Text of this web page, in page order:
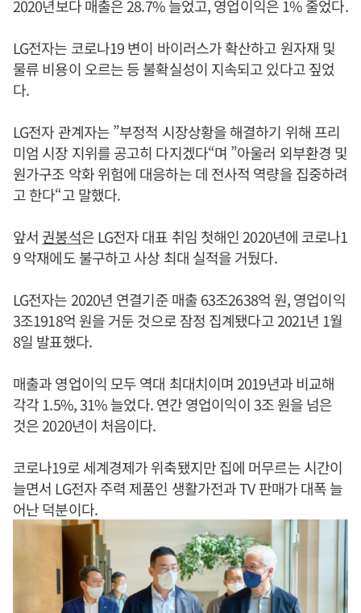
2020년보다 매출은 28.7% 늘었고, 영업이익은 1% 줄었다.
LG전자는 코로나19 변이 바이러스가 확산하고 원자재 및
물류 비용이 오르는 등 불확실성이 지속되고 있다고 짚었
다.
LG전자 관계자는 ”부정적 시장상황을 해결하기 위해 프리
미엄 시장 지위를 공고히 다지겠다“며 ”아울러 외부환경 및
원가구조 악화 위험에 대응하는 데 전사적 역량을 집중하려
고 한다“고 말했다.
앞서 권봉석은 LG전자 대표 취임 첫해인 2020년에 코로나1
9 악재에도 불구하고 사상 최대 실적을 거뒀다.
LG전자는 2020년 연결기준 매출 63조2638억 원, 영업이익
3조1918억 원을 거둔 것으로 잠정 집계됐다고 2021년 1월
8일 발표했다.
매출과 영업이익 모두 역대 최대치이며 2019년과 비교해
각각 1.5%, 31% 늘었다. 연간 영업이익이 3조 원을 넘은
것은 2020년이 처음이다.
코로나19로 세계경제가 위축됐지만 집에 머무르는 시간이
늘면서 LG전자 주력 제품인 생활가전과 TV 판매가 대폭 늘
어난 덕분이다.